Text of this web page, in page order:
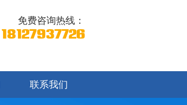
免费咨询热线：
18127937726
联系我们